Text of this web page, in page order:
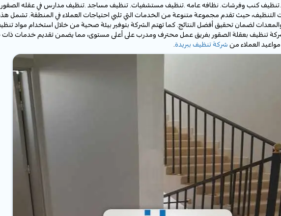
كنب وفرشات. نظافه عامه .تنظيف مستشفيات. تنظيف مساجد .تنظيف مدارس في عقله الصقور.
التنظيف، حيث تقدم مجموعة متنوعة من الخدمات التي تلبي احتياجات العملاء في المنطقة. تشمل
لضمان تحقيق أفضل النتائج. كما تهتم الشركة بتوفير بيئة صحية من خلال استخدام مواد
شركة تنظيف بعقلة الصقور بفريق عمل محترف ومدرب على أعلى مستوى، مما يضمن تقديم خدمات ذات
العملاء من شركة تنظيف ببريدة.